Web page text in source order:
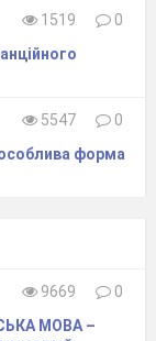
1519
0
5547
0
форма
9669
0
МОВА –